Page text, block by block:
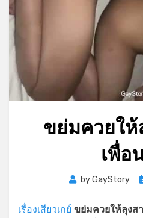
ขย่มควยให้
เพื่อ
byGayStory
เรื่องเสียวเกย์ ขย่มควยให้ลุงส